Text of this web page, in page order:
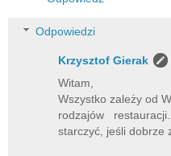
Odpowiedzi
Krzysztof Gierak
Witam,
Wszystko zależy od
rodzajów
starczyć, jeśli dobrze